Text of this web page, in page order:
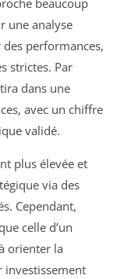
beaucoup
une analyse
performances,
strictes. Par
dans une
avec un chiffre
validé.
plus élevée et
via des
Cependant,
celle d’un
orienter la
investissement